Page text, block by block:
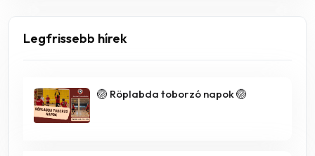
Legfrissebb hírek
🏐 Röplabda toborzó napok 🏐